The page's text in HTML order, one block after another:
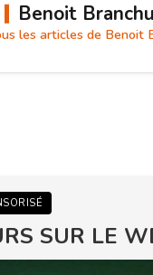
Benoit Branchu
les articles de Benoit
SUR LE